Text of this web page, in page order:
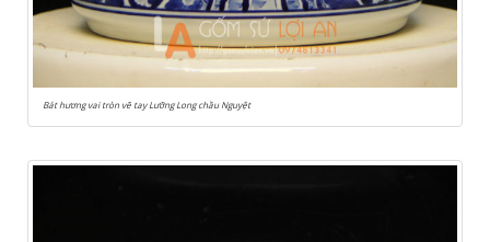
Bát hương vai tròn vẽ tay Lưỡng Long chầu Nguyệt